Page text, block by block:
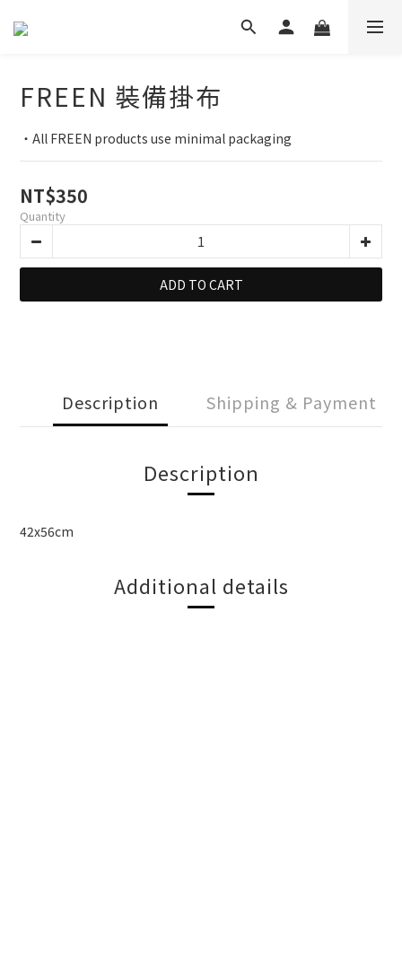
FREEN 裝備掛布
・All FREEN products use minimal packaging
NT$350
Quantity
ADD TO CART
Description Shipping & Payment
Description
42x56cm
Additional details